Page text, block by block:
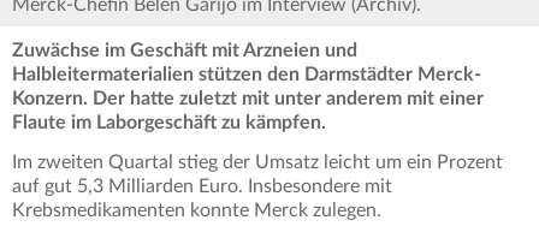
Merck-Chefin Belén Garijo im Interview (Archiv).
Zuwächse im Geschäft mit Arzneien und
Halbleitermaterialien stützen den Darmstädter Merck-
Konzern. Der hatte zuletzt mit unter anderem mit einer
Flaute im Laborgeschäft zu kämpfen.
Im zweiten Quartal stieg der Umsatz leicht um ein Prozent
auf gut 5,3 Milliarden Euro. Insbesondere mit
Krebsmedikamenten konnte Merck zulegen.